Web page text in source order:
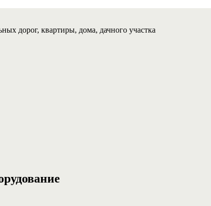
дорог, квартиры, дома, дачного участка